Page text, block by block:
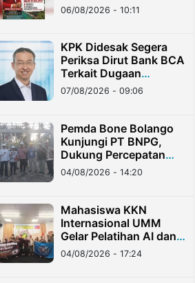
Reformasi Birokrasi
06/08/2026 - 10:11
KPK Didesak Segera
Periksa Dirut Bank BCA
Terkait Dugaan
Keterlibatan dalam
Kasus Hilangnya Dana
07/08/2026 - 09:06
Pemda Bone Bolango
Kunjungi PT BNPG,
Dukung Percepatan
Operasional Fasilitas
Strategis
04/08/2026 - 14:20
Mahasiswa KKN
Internasional UMM
Gelar Pelatihan AI dan
Affiliate Marketing bagi
Pekerja Migran
04/08/2026 - 17:24